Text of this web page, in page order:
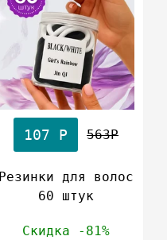
107 Р 563Р
Резинки для волос
60 штук
Скидка -81%